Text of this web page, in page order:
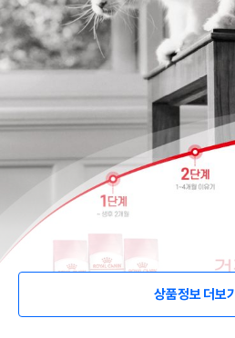
상품정보 더보기